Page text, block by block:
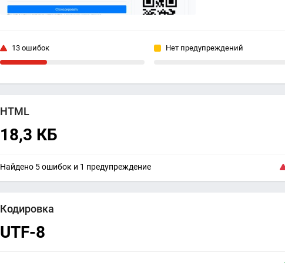
13 ошибок Нет предупреждений
HTML
18,3 КБ
Найдено 5 ошибок и 1 предупреждение
Кодировка
UTF-8